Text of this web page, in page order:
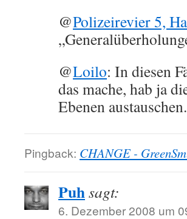
@Polizeirevier 5,
@Loilo: In diesen
das mache, hab ja
Ebenen
Pingback: CHANGE -
Puhsagt:
6. Dezember 2008 um